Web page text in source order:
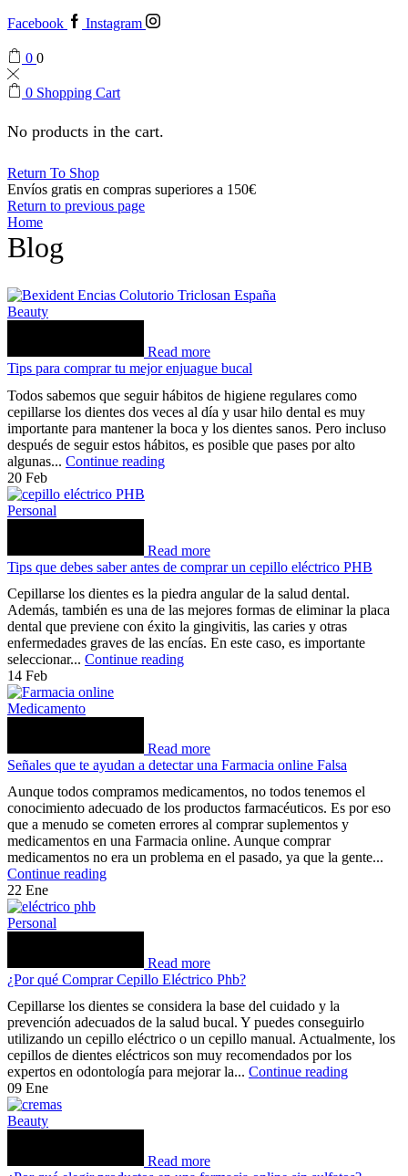
Facebook Instagram
0 0
0 Shopping Cart
No products in the cart.
Return To Shop
Envíos gratis en compras superiores a 150€
Return to previous page
Home
Blog
Beauty
Read more
Tips para comprar tu mejor enjuague bucal
Todos sabemos que seguir hábitos de higiene regulares como
cepillarse los dientes dos veces al día y usar hilo dental es muy
importante para mantener la boca y los dientes sanos. Pero incluso
después de seguir estos hábitos, es posible que pases por alto
algunas... Continue reading
20 Feb
Personal
Read more
Tips que debes saber antes de comprar un cepillo eléctrico PHB
Cepillarse los dientes es la piedra angular de la salud dental.
Además, también es una de las mejores formas de eliminar la placa
dental que previene con éxito la gingivitis, las caries y otras
enfermedades graves de las encías. En este caso, es importante
seleccionar... Continue reading
14 Feb
Medicamento
Read more
Señales que te ayudan a detectar una Farmacia online Falsa
Aunque todos compramos medicamentos, no todos tenemos el
conocimiento adecuado de los productos farmacéuticos. Es por eso
que a menudo se cometen errores al comprar suplementos y
medicamentos en una Farmacia online. Aunque comprar
medicamentos no era un problema en el pasado, ya que la gente...
Continue reading
22 Ene
Personal
Read more
¿Por qué Comprar Cepillo Eléctrico Phb?
Cepillarse los dientes se considera la base del cuidado y la
prevención adecuados de la salud bucal. Y puedes conseguirlo
utilizando un cepillo eléctrico o un cepillo manual. Actualmente, los
cepillos de dientes eléctricos son muy recomendados por los
expertos en odontología para mejorar la... Continue reading
09 Ene
Beauty
Read more